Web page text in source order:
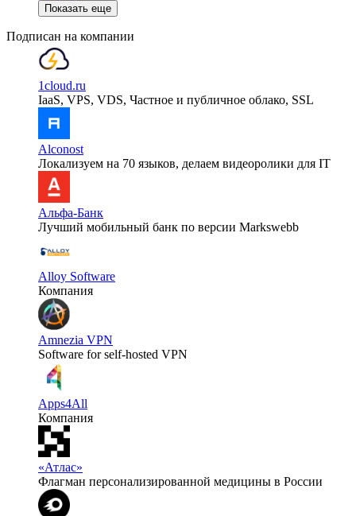
Показать еще
Подписан на компании
1cloud.ru
IaaS, VPS, VDS, Частное и публичное облако, SSL
Alconost
Локализуем на 70 языков, делаем видеоролики для IT
Альфа-Банк
Лучший мобильный банк по версии Markswebb
Alloy Software
Компания
Amnezia VPN
Software for self-hosted VPN
Apps4All
Компания
«Атлас»
Флагман персонализированной медицины в России